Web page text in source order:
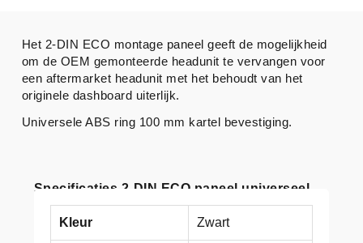
Specificaties 2-DIN ECO paneel universeel
Kleur Zwart
Het 2-DIN ECO montage paneel geeft de mogelijkheid
om de OEM gemonteerde headunit te vervangen voor
een aftermarket headunit met het behoudt van het
originele dashboard uiterlijk.
Universele ABS ring 100 mm kartel bevestiging.